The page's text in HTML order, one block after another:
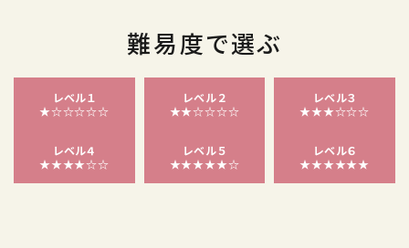
難易度で選ぶ
レベル１
★☆☆☆☆☆
レベル２
★★☆☆☆☆
レベル３
★★★☆☆☆
レベル４
★★★★☆☆
レベル５
★★★★★☆
レベル６
★★★★★★